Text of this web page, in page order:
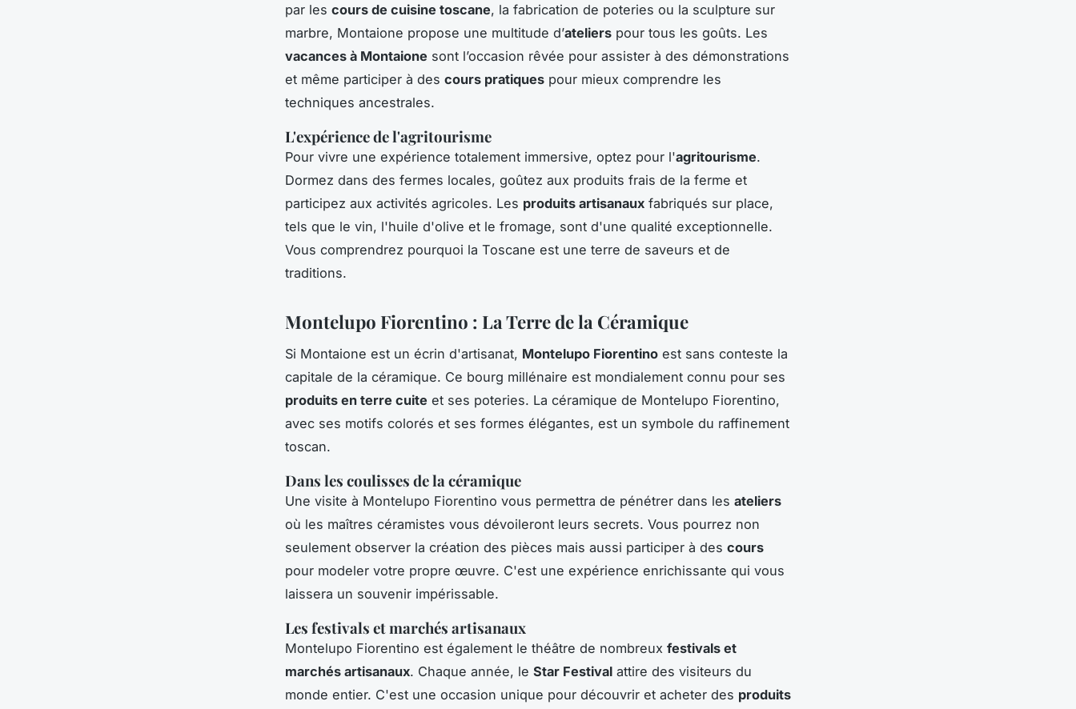
par les cours de cuisine toscane, la fabrication de poteries ou la sculpture sur
marbre, Montaione propose une multitude d’ateliers pour tous les goûts. Les
vacances à Montaione sont l’occasion rêvée pour assister à des démonstrations
et même participer à des cours pratiques pour mieux comprendre les
techniques ancestrales.
L'expérience de l'agritourisme
Pour vivre une expérience totalement immersive, optez pour l'agritourisme.
Dormez dans des fermes locales, goûtez aux produits frais de la ferme et
participez aux activités agricoles. Les produits artisanaux fabriqués sur place,
tels que le vin, l'huile d'olive et le fromage, sont d'une qualité exceptionnelle.
Vous comprendrez pourquoi la Toscane est une terre de saveurs et de
traditions.
Montelupo Fiorentino : La Terre de la Céramique
Si Montaione est un écrin d'artisanat, Montelupo Fiorentino est sans conteste la
capitale de la céramique. Ce bourg millénaire est mondialement connu pour ses
produits en terre cuite et ses poteries. La céramique de Montelupo Fiorentino,
avec ses motifs colorés et ses formes élégantes, est un symbole du raffinement
toscan.
Dans les coulisses de la céramique
Une visite à Montelupo Fiorentino vous permettra de pénétrer dans les ateliers
où les maîtres céramistes vous dévoileront leurs secrets. Vous pourrez non
seulement observer la création des pièces mais aussi participer à des cours
pour modeler votre propre œuvre. C'est une expérience enrichissante qui vous
laissera un souvenir impérissable.
Les festivals et marchés artisanaux
Montelupo Fiorentino est également le théâtre de nombreux festivals et
marchés artisanaux. Chaque année, le Star Festival attire des visiteurs du
monde entier. C'est une occasion unique pour découvrir et acheter des produits